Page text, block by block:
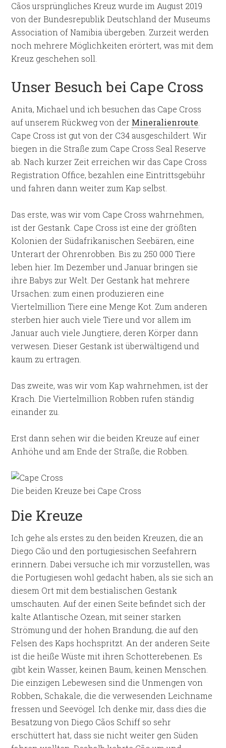
Cãos ursprüngliches Kreuz wurde im August 2019
von der Bundesrepublik Deutschland der Museums
Association of Namibia übergeben. Zurzeit werden
noch mehrere Möglichkeiten erörtert, was mit dem
Kreuz geschehen soll.
Unser Besuch bei Cape Cross
Anita, Michael und ich besuchen das Cape Cross
auf unserem Rückweg von der Mineralienroute
Cape Cross ist gut von der C34 ausgeschildert. Wir
biegen in die Straße zum Cape Cross Seal Reserve
ab. Nach kurzer Zeit erreichen wir das Cape Cross
Registration Office, bezahlen eine Eintrittsgebühr
und fahren dann weiter zum Kap selbst.
Das erste, was wir vom Cape Cross wahrnehmen,
ist der Gestank. Cape Cross ist eine der größten
Kolonien der Südafrikanischen Seebären, eine
Unterart der Ohrenrobben. Bis zu 250 000 Tiere
leben hier. Im Dezember und Januar bringen sie
ihre Babys zur Welt. Der Gestank hat mehrere
Ursachen: zum einen produzieren eine
Viertelmillion Tiere eine Menge Kot. Zum anderen
sterben hier auch viele Tiere und vor allem im
Januar auch viele Jungtiere, deren Körper dann
verwesen. Dieser Gestank ist überwältigend und
kaum zu ertragen.
Das zweite, was wir vom Kap wahrnehmen, ist der
Krach. Die Viertelmillion Robben rufen ständig
einander zu.
Erst dann sehen wir die beiden Kreuze auf einer
Anhöhe und am Ende der Straße, die Robben.
Die beiden Kreuze bei Cape Cross
Die Kreuze
Ich gehe als erstes zu den beiden Kreuzen, die an
Diego Cão und den portugiesischen Seefahrern
erinnern. Dabei versuche ich mir vorzustellen, was
die Portugiesen wohl gedacht haben, als sie sich an
diesem Ort mit dem bestialischen Gestank
umschauten. Auf der einen Seite befindet sich der
kalte Atlantische Ozean, mit seiner starken
Strömung und der hohen Brandung, die auf den
Felsen des Kaps hochspritzt. An der anderen Seite
ist die heiße Wüste mit ihren Schotterebenen. Es
gibt kein Wasser, keinen Baum, keinen Menschen.
Die einzigen Lebewesen sind die Unmengen von
Robben, Schakale, die die verwesenden Leichname
fressen und Seevögel. Ich denke mir, dass dies die
Besatzung von Diego Cãos Schiff so sehr
erschüttert hat, dass sie nicht weiter gen Süden